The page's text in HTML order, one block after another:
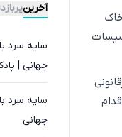
آخرین
سایه سرد
جهانی |
سایه سرد
جهانی